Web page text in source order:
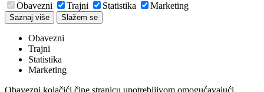
Obavezni
Trajni Statistika Marketing
Saznaj više Slažem se
Obavezni
Trajni
Statistika
Marketing